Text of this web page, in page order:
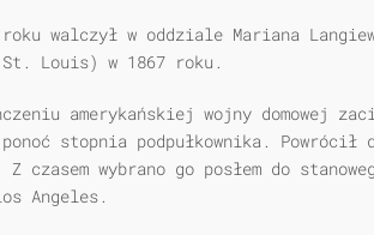
walczył w oddziale Mariana
Louis) w 1867 roku.
amerykańskiej wojny domowej
stopnia podpułkownika. Powrócił
wybrano go posłem do
Angeles.